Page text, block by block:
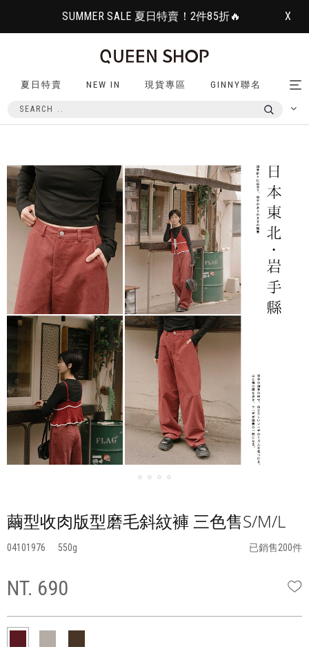
SUMMER SALE 夏日特賣！2件85折🔥 X
夏日特賣 NEW IN 現貨專區 GINNY聯名
繭型收肉版型磨毛斜紋褲 三色售S/M/L
04101976 550 已銷售200件
NT. 690